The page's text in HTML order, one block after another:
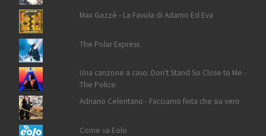
Max Gazzè - La Favola di Adamo Ed Eva
The Polar Express
Una canzone a caso: Don't Stand So Close to Me -
The Police
Adriano Celentano - Facciamo finta che sia vero
Come va Eolo